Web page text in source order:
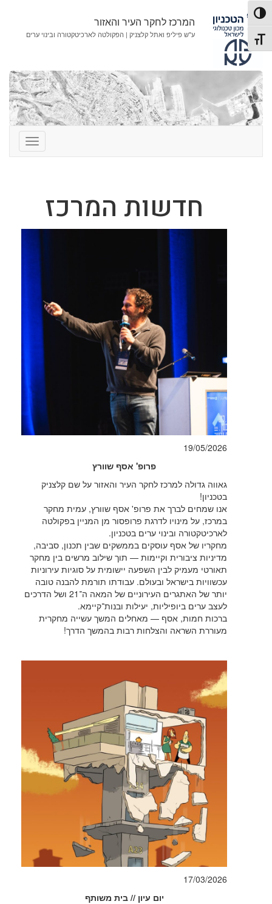
דלג
לתוכן
דלג
לניווט
הפעל/כבה ניגודיות גבוהה
מתג גודל גופן
המרכז לחקר העיר והאזור
ע"ש פיליפ ואתל קלצניק | הפקולטה לארכיטקטורה ובינוי ערים
חדשות המרכז
19/05/2026
פרופ' אסף שוורץ
גאווה גדולה למרכז לחקר העיר והאזור על שם קלצניק
בטכניון!
אנו שמחים לברך את פרופ' אסף שוורץ, עמית מחקר
במרכז, על מינויו לדרגת פרופסור מן המניין בפקולטה
לארכיטקטורה ובינוי ערים בטכניון.
מחקריו של אסף עוסקים בממשקים שבין תכנון, סביבה,
מדיניות ציבורית וקיימות — תוך שילוב מרשים בין מחקר
תאורטי מעמיק לבין השפעה יישומית על סוגיות עירוניות
עכשוויות בישראל ובעולם. עבודתו תורמת להבנה טובה
יותר של האתגרים העירוניים של המאה ה־21 ושל הדרכים
לעצב ערים ביופיליות, יעילות ובנות־קיימא.
ברכות חמות, אסף — מאחלים המשך עשייה מחקרית
מעוררת השראה והצלחות רבות בהמשך הדרך!
17/03/2026
יום עיון // בית משותף